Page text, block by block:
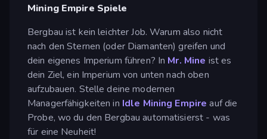
Mining Empire Spiele
Bergbau ist kein leichter Job. Warum also nicht
nach den Sternen (oder Diamanten) greifen und
dein eigenes Imperium führen? In Mr. Mine ist es
dein Ziel, ein Imperium von unten nach oben
aufzubauen. Stelle deine modernen
Managerfähigkeiten in Idle Mining Empire auf die
Probe, wo du den Bergbau automatisierst - was
für eine Neuheit!